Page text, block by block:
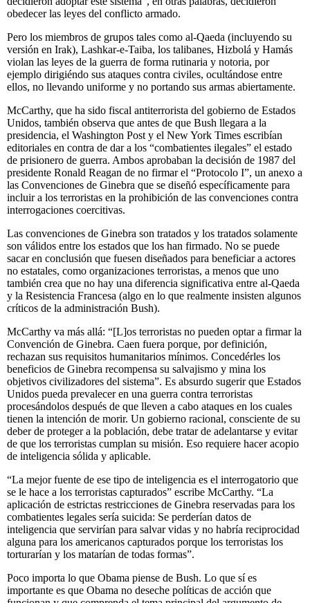
obedecer las leyes del conflicto armado.
Pero los miembros de grupos tales como al-Qaeda (incluyendo su
versión en Irak), Lashkar-e-Taiba, los talibanes, Hizbolá y Hamás
violan las leyes de la guerra de forma rutinaria y notoria, por
ejemplo dirigiéndo sus ataques contra civiles, ocultándose entre
ellos, no llevando uniforme y no portando sus armas abiertamente.
McCarthy, que ha sido fiscal antiterrorista del gobierno de Estados
Unidos, también observa que antes de que Bush llegara a la
presidencia, el Washington Post y el New York Times escribían
editoriales en contra de dar a los “combatientes ilegales” el estado
de prisionero de guerra. Ambos aprobaban la decisión de 1987 del
presidente Ronald Reagan de no firmar el “Protocolo I”, un anexo a
las Convenciones de Ginebra que se diseñó específicamente para
incluir a los terroristas en la prohibición de las convenciones contra
interrogaciones coercitivas.
Las convenciones de Ginebra son tratados y los tratados solamente
son válidos entre los estados que los han firmado. No se puede
sacar en conclusión que fuesen diseñados para beneficiar a actores
no estatales, como organizaciones terroristas, a menos que uno
también crea que no hay una diferencia significativa entre al-Qaeda
y la Resistencia Francesa (algo en lo que realmente insisten algunos
críticos de la administración Bush).
McCarthy va más allá: “[L]os terroristas no pueden optar a firmar la
Convención de Ginebra. Caen fuera porque, por definición,
rechazan sus requisitos humanitarios mínimos. Concedérles los
beneficios de Ginebra recompensa su salvajismo y mina los
objetivos civilizadores del sistema”. Es absurdo sugerir que Estados
Unidos pueda prevalecer en una guerra contra terroristas
procesándolos después de que lleven a cabo ataques en los cuales
tienen la intención de morir. Un gobierno racional, consciente de su
deber de proteger a la población, debe tratar de adelantarse y evitar
de que los terroristas cumplan su misión. Eso requiere hacer acopio
de inteligencia sólida y aplicable.
“La mejor fuente de ese tipo de inteligencia es el interrogatorio que
se le hace a los terroristas capturados” escribe McCarthy. “La
aplicación de estrictas restricciones de Ginebra reservadas para los
combatientes legales sería suicida: Se perderían datos de
inteligencia que servirían para salvar vidas y no habría reciprocidad
alguna para los americanos capturados porque los terroristas los
torturarían y los matarían de todas formas”.
Poco importa lo que Obama piense de Bush. Lo que sí es
importante es que Obama no deseche políticas de acción que